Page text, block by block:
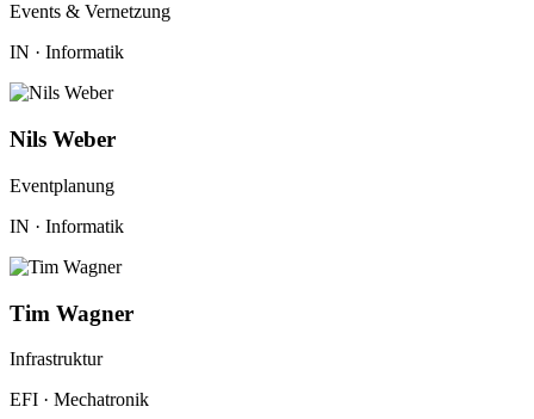
Events & Vernetzung
IN · Informatik
Nils Weber
Eventplanung
IN · Informatik
Tim Wagner
Infrastruktur
EFI · Mechatronik